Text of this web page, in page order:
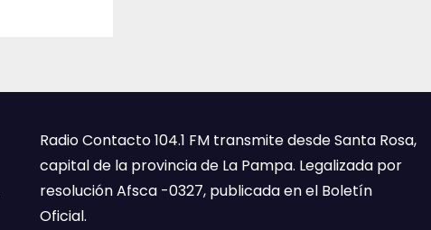
Radio Contacto 104.1 FM transmite desde Santa Rosa,
capital de la provincia de La Pampa. Legalizada por
resolución Afsca -0327, publicada en el Boletín
Oficial.